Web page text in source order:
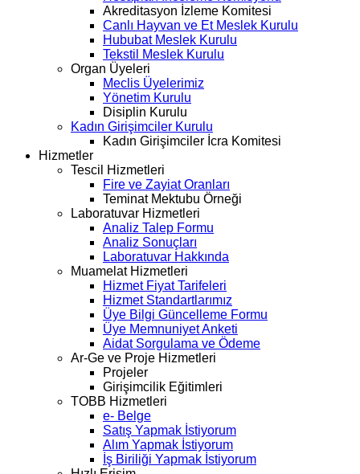
Akreditasyon İzleme Komitesi
Canlı Hayvan ve Et Meslek Kurulu
Hububat Meslek Kurulu
Tekstil Meslek Kurulu
Organ Üyeleri
Meclis Üyelerimiz
Yönetim Kurulu
Disiplin Kurulu
Kadın Girişimciler Kurulu
Kadın Girişimciler İcra Komitesi
Hizmetler
Tescil Hizmetleri
Fire ve Zayiat Oranları
Teminat Mektubu Örneği
Laboratuvar Hizmetleri
Analiz Talep Formu
Analiz Sonuçları
Laboratuvar Hakkında
Muamelat Hizmetleri
Hizmet Fiyat Tarifeleri
Hizmet Standartlarımız
Üye Bilgi Güncelleme Formu
Üye Memnuniyet Anketi
Aidat Sorgulama ve Ödeme
Ar-Ge ve Proje Hizmetleri
Projeler
Girişimcilik Eğitimleri
TOBB Hizmetleri
e- Belge
Satış Yapmak İstiyorum
Alım Yapmak İstiyorum
İş Biriliği Yapmak İstiyorum